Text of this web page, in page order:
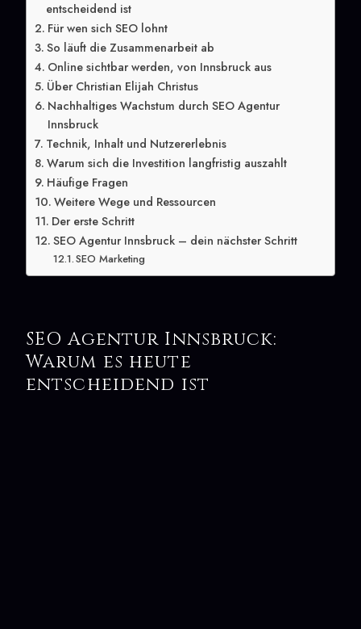
entscheidend ist
Für wen sich SEO lohnt
So läuft die Zusammenarbeit ab
Online sichtbar werden, von Innsbruck aus
Über Christian Elijah Christus
Nachhaltiges Wachstum durch SEO Agentur
Innsbruck
Technik, Inhalt und Nutzererlebnis
Warum sich die Investition langfristig auszahlt
Häufige Fragen
Weitere Wege und Ressourcen
Der erste Schritt
SEO Agentur Innsbruck – dein nächster Schritt
SEO Marketing
SEO Agentur Innsbruck:
Warum es heute
entscheidend ist